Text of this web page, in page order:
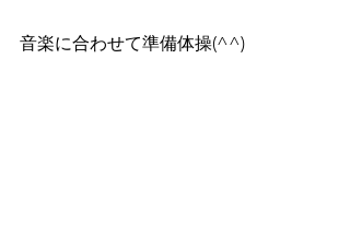
音楽に合わせて準備体操(^^)